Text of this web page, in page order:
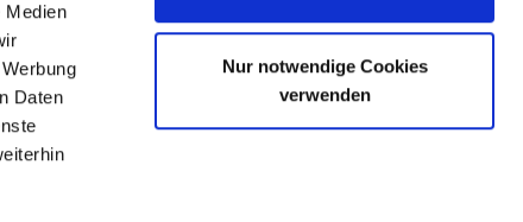
Medien
Daten
Nur notwendige Cookies
verwenden
Rohre, Armaturen und Fittings.